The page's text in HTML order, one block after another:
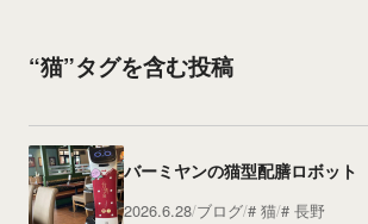
“猫”タグを含む投稿
バーミヤンの猫型配膳ロボット
2026.6.28 ブログ 猫 長野